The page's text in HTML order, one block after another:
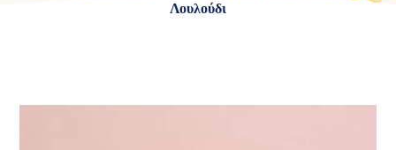
Λουλούδι